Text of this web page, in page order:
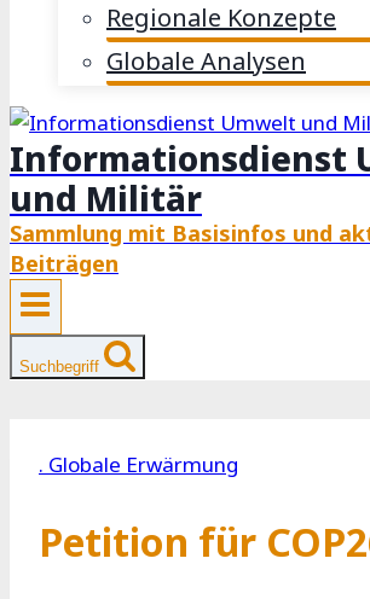
Regionale Konzepte
Globale Analysen
Informationsdienst
und Militär
Sammlung mit Basisinfos und
Beiträgen
Suchbegriff
. Globale Erwärmung
Petition für